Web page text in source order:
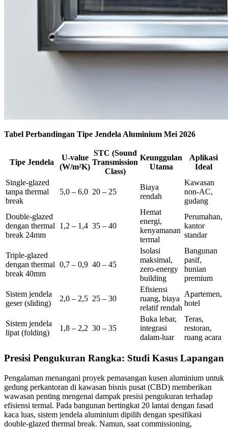
Tabel Perbandingan Tipe Jendela Aluminium Mei 2026
Tipe Jendela
U-value
(W/m²K)
STC (Sound
Transmission
Class)
Keunggulan
Utama
Aplikasi
Ideal
Single-glazed
tanpa thermal
break
5,0 – 6,0 20 – 25
Biaya
rendah
Kawasan
non-AC,
gudang
Double-glazed
dengan thermal
break 24mm
1,2 – 1,4 35 – 40
Hemat
energi,
kenyamanan
termal
Perumahan,
kantor
standar
Triple-glazed
dengan thermal
break 40mm
0,7 – 0,9 40 – 45
Isolasi
maksimal,
zero-energy
building
Bangunan
pasif,
hunian
premium
Sistem jendela
geser (sliding)
2,0 – 2,5 25 – 30
Efisiensi
ruang, biaya
relatif rendah
Apartemen,
hotel
Sistem jendela
lipat (folding)
1,8 – 2,2 30 – 35
Buka lebar,
integrasi
dalam-luar
Teras,
restoran,
ruang acara
Presisi Pengukuran Rangka: Studi Kasus Lapangan
Pengalaman menangani proyek pemasangan kusen aluminium untuk
gedung perkantoran di kawasan bisnis pusat (CBD) memberikan
wawasan penting mengenai dampak presisi pengukuran terhadap
efisiensi termal. Pada bangunan bertingkat 20 lantai dengan fasad
kaca luas, sistem jendela aluminium dipilih dengan spesifikasi
double-glazed thermal break. Namun, saat commissioning,